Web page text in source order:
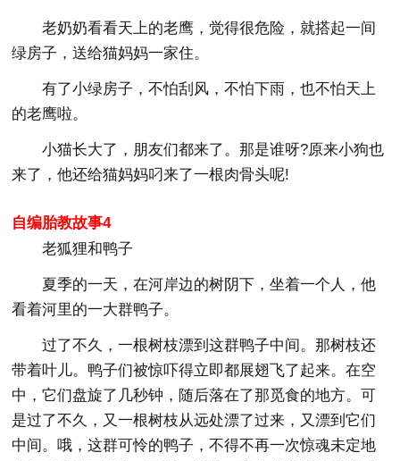
老奶奶看看天上的老鹰，觉得很危险，就搭起一间
绿房子，送给猫妈妈一家住。
有了小绿房子，不怕刮风，不怕下雨，也不怕天上
的老鹰啦。
小猫长大了，朋友们都来了。那是谁呀?原来小狗也
来了，他还给猫妈妈叼来了一根肉骨头呢!
自编胎教故事4
老狐狸和鸭子
夏季的一天，在河岸边的树阴下，坐着一个人，他
看着河里的一大群鸭子。
过了不久，一根树枝漂到这群鸭子中间。那树枝还
带着叶儿。鸭子们被惊吓得立即都展翅飞了起来。在空
中，它们盘旋了几秒钟，随后落在了那觅食的地方。可
是过了不久，又一根树枝从远处漂了过来，又漂到它们
中间。哦，这群可怜的鸭子，不得不再一次惊魂未定地